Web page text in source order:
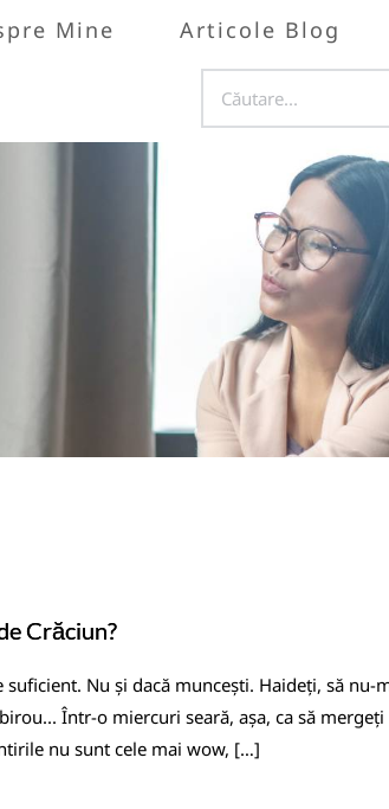
Mine Articole Blog
Crăciun?
suficient. Nu și dacă muncești. Haideți, să nu-
Într-o miercuri seară, așa, ca să
nu sunt cele mai wow, […]